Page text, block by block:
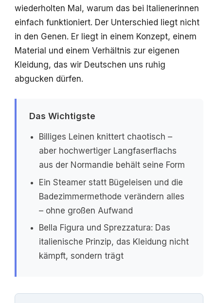
wiederholten Mal, warum das bei Italienerinnen
einfach funktioniert. Der Unterschied liegt nicht
in den Genen. Er liegt in einem Konzept, einem
Material und einem Verhältnis zur eigenen
Kleidung, das wir Deutschen uns ruhig
abgucken dürfen.
Das Wichtigste
Billiges Leinen knittert chaotisch –
aber hochwertiger Langfaserflachs
aus der Normandie behält seine Form
Ein Steamer statt Bügeleisen und die
Badezimmermethode verändern alles
– ohne großen Aufwand
Bella Figura und Sprezzatura: Das
italienische Prinzip, das Kleidung nicht
kämpft, sondern trägt